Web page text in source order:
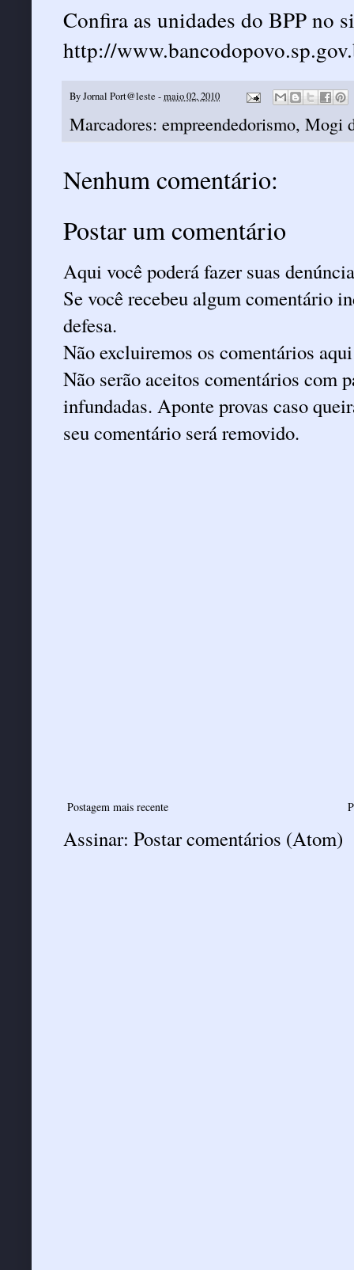
Confira as unidades do BPP no
http://
ByJornal Port@leste -maio 02, 2010
Marcadores: empreendedorismo, Mogi
Nenhum comentário:
Postar um comentário
Aqui você poderá fazer suas
Se você recebeu algum comentário
defesa.
Não excluiremos os comentários
Não serão aceitos comentários com
infundadas. Aponte provas caso
seu comentário será removido.
Postagem mais recente
Assinar: Postar comentários (Atom)